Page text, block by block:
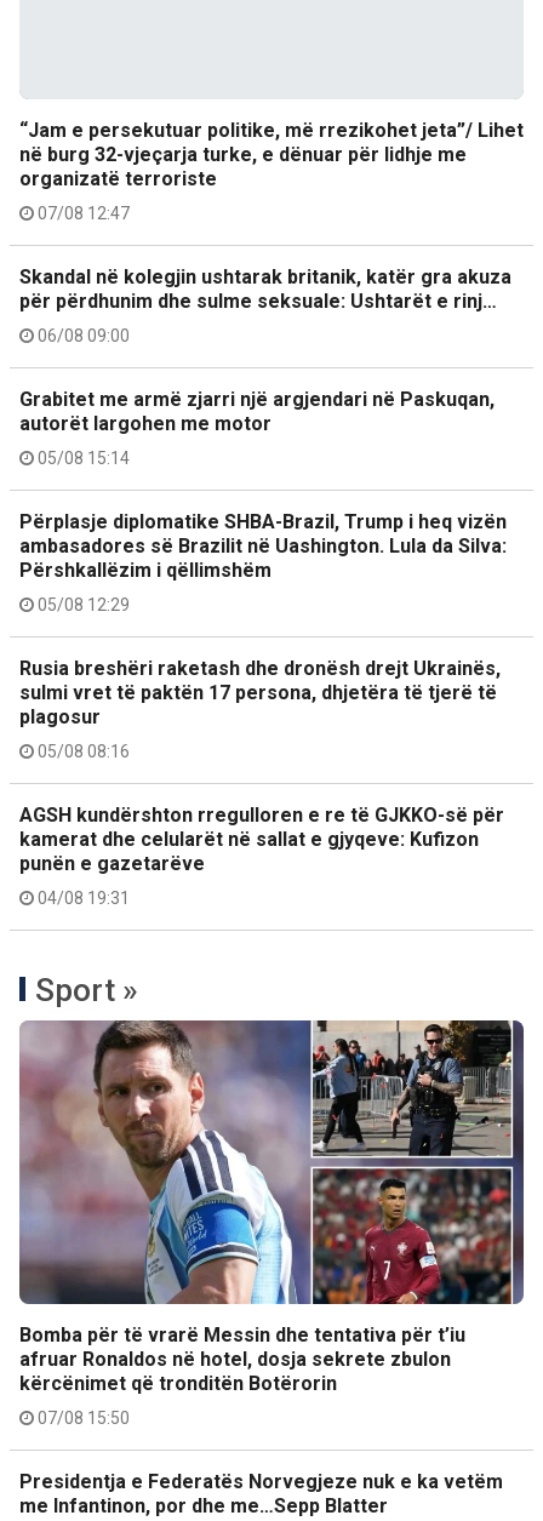
“Jam e persekutuar politike, më rrezikohet jeta”/ Lihet
në burg 32-vjeçarja turke, e dënuar për lidhje me
organizatë terroriste
07/08 12:47
Skandal në kolegjin ushtarak britanik, katër gra akuza
për përdhunim dhe sulme seksuale: Ushtarët e rinj…
06/08 09:00
Grabitet me armë zjarri një argjendari në Paskuqan,
autorët largohen me motor
05/08 15:14
Përplasje diplomatike SHBA-Brazil, Trump i heq vizën
ambasadores së Brazilit në Uashington. Lula da Silva:
Përshkallëzim i qëllimshëm
05/08 12:29
Rusia breshëri raketash dhe dronësh drejt Ukrainës,
sulmi vret të paktën 17 persona, dhjetëra të tjerë të
plagosur
05/08 08:16
AGSH kundërshton rregulloren e re të GJKKO-së për
kamerat dhe celularët në sallat e gjyqeve: Kufizon
punën e gazetarëve
04/08 19:31
Sport »
Bomba për të vrarë Messin dhe tentativa për t’iu
afruar Ronaldos në hotel, dosja sekrete zbulon
kërcënimet që tronditën Botërorin
07/08 15:50
Presidentja e Federatës Norvegjeze nuk e ka vetëm
me Infantinon, por dhe me…Sepp Blatter